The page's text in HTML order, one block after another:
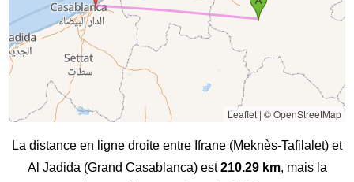
Leaflet| © OpenStreetMap
La distance en ligne droite entre Ifrane (Meknès-Tafilalet) et
Al Jadida (Grand Casablanca) est210.29 km, mais la